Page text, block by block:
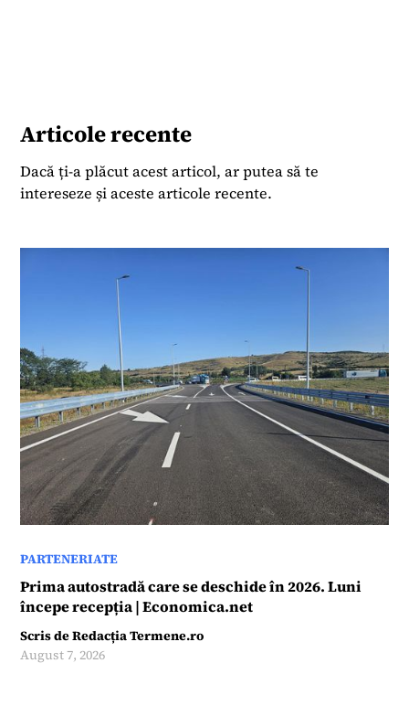
Articole recente
Dacă ți-a plăcut acest articol, ar putea să te
intereseze și aceste articole recente.
PARTENERIATE
Prima autostradă care se deschide în 2026. Luni
începe recepția | Economica.net
Scris deRedacția Termene.ro
August 7, 2026